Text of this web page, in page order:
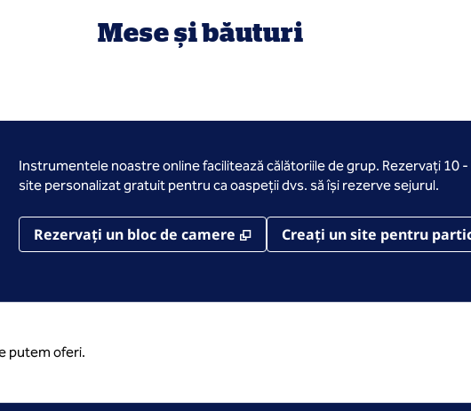
Mese și băuturi
Instrumentele noastre online facilitează călătoriile de grup. Rezervați 10
site personalizat gratuit pentru ca oaspeții dvs. să își rezerve sejurul.
Rezervați un bloc de camere , Deschide o filă nouă
Creați un site pentru
putem oferi.